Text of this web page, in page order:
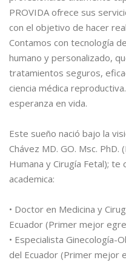
PROVIDA ofrece sus
con el objetivo de hacer
Contamos con tecnología
humano y personalizado,
tratamientos seguros,
ciencia médica
esperanza en vida.
Este sueño nació bajo la
Chávez MD. GO. Msc. PhD.
Humana y Cirugía Fetal);
academica:
• Doctor en Medicina y
Ecuador (Primer mejor
• Especialista Ginecología-
del Ecuador (Primer mejor